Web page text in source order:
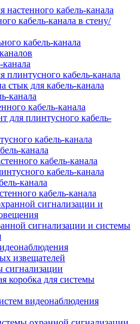
настенного кабель-канала
кабель-канала в стену/
кабель-канала
плинтусного кабель-канала
стык для кабель-канала
канала
кабель-канала
для плинтусного кабель-
кабель-канала
канала
кабель-канала
кабель-канала
канала
кабель-канала
сигнализации и системы
извещателей
сигнализации
коробка для системы
видеонаблюдения